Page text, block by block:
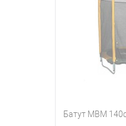
Купить в 1
В избранное
Батут MBM